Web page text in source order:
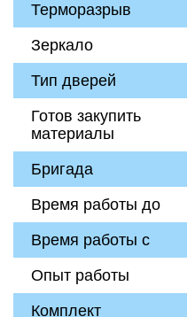
Терморазрыв
Зеркало
Тип дверей
Готов закупить
материалы
Бригада
Время работы до
Время работы с
Опыт работы
Комплект